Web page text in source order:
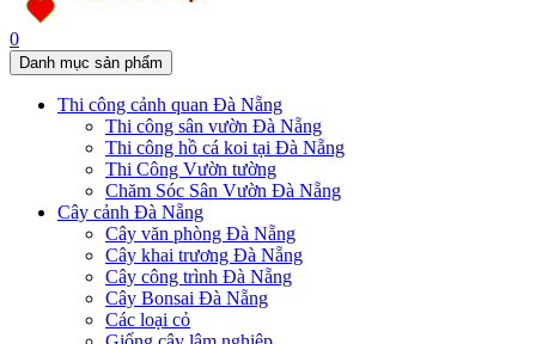
0
Danh mục sản phẩm
Thi công cảnh quan Đà Nẵng
Thi công sân vườn Đà Nẵng
Thi công hồ cá koi tại Đà Nẵng
Thi Công Vườn tường
Chăm Sóc Sân Vườn Đà Nẵng
Cây cảnh Đà Nẵng
Cây văn phòng Đà Nẵng
Cây khai trương Đà Nẵng
Cây công trình Đà Nẵng
Cây Bonsai Đà Nẵng
Các loại cỏ